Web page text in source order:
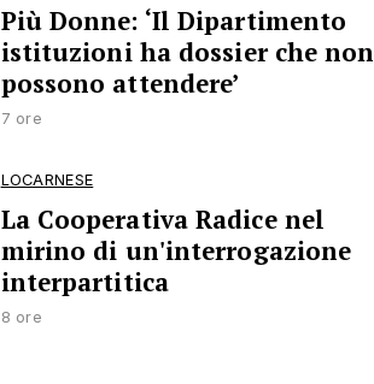
Più Donne: ‘Il Dipartimento
istituzioni ha dossier che non
possono attendere’
7 ore
LOCARNESE
La Cooperativa Radice nel
mirino di un'interrogazione
interpartitica
8 ore